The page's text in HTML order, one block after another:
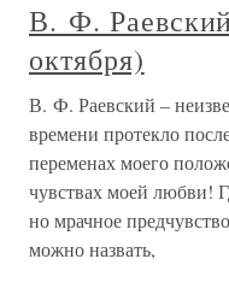
В. Ф.
октября)
В. Ф. Раевский –
времени протекло
переменах моего
чувствах моей любви!
но мрачное
можно назвать,